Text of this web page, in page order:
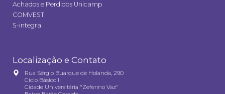
Achados e Perdidos Unicamp
COMVEST
S-integra
Localização e Contato
Rua Sérgio Buarque de Holanda, 290
Ciclo Básico II
Cidade Universitária "Zeferino Vaz"